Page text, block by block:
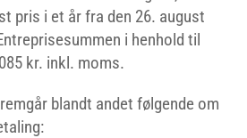
pris i et år fra den 26. august
i henhold til
kr. inkl. moms.
blandt andet følgende om